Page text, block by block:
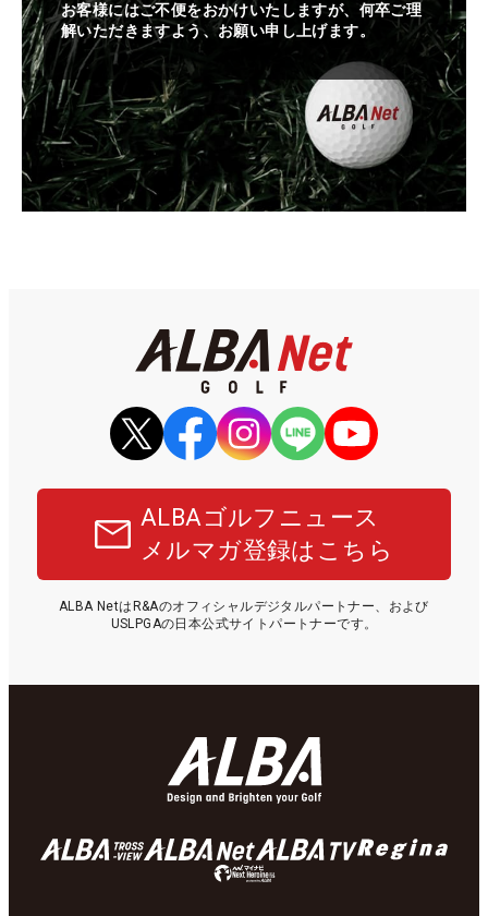
お客様にはご不便をおかけいたしますが、何卒ご理
解いただきますよう、お願い申し上げます。
ALBAゴルフニュース
メルマガ登録はこちら
ALBA NetはR&Aのオフィシャルデジタルパートナー、および
USLPGAの日本公式サイトパートナーです。